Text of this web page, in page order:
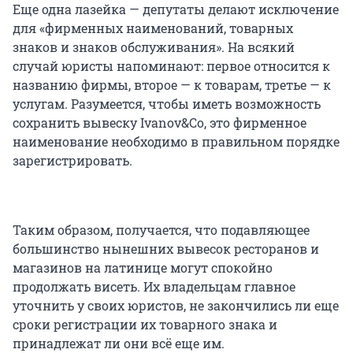
Еще одна лазейка — депутаты делают исключение
для «фирменных наименований, товарных
знаков и знаков обслуживания». На всякий
случай юристы напоминают: первое относится к
названию фирмы, второе — к товарам, третье — к
услугам. Разумеется, чтобы иметь возможность
сохранить вывеску Ivanov&Сo, это фирменное
наименование необходимо в правильном порядке
зарегистрировать.
Таким образом, получается, что подавляющее
большинство нынешних вывесок ресторанов и
магазинов на латинице могут спокойно
продолжать висеть. Их владельцам главное
уточнить у своих юристов, не закончились ли еще
сроки регистрации их товарного знака и
принадлежат ли они всё еще им.